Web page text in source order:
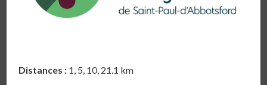
Distances : 1, 5, 10, 21.1 km